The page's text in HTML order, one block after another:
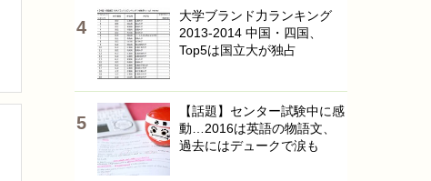
大学ブランド力ランキング
2013-2014 中国・四国、
Top5は国立大が独占
【話題】センター試験中に感
動…2016は英語の物語文、
過去にはデュークで涙も